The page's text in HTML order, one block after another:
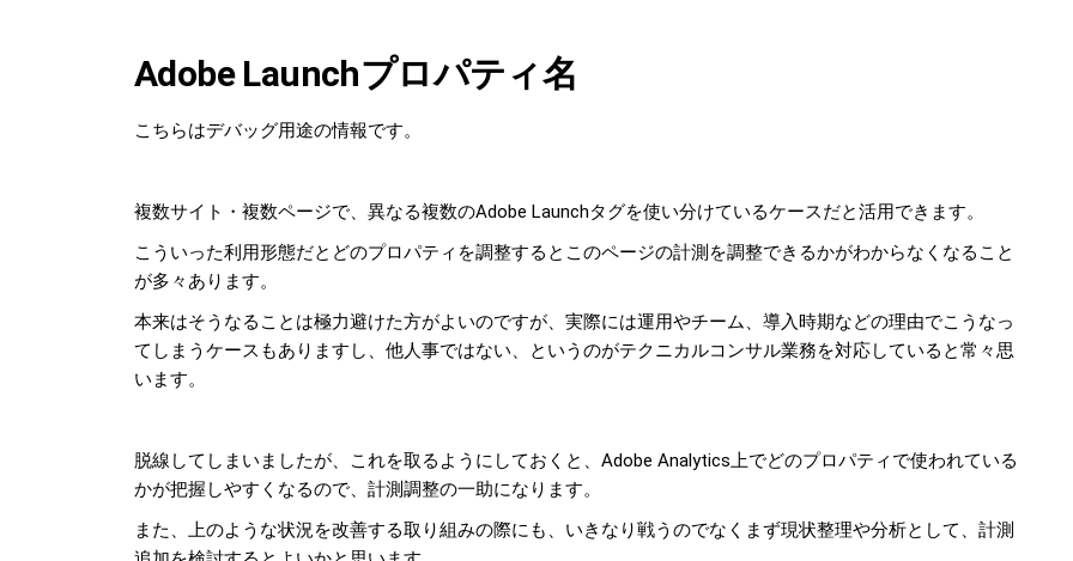
Adobe Launchプロパティ名
こちらはデバッグ用途の情報です。
複数サイト・複数ページで、異なる複数のAdobe Launchタグを使い分けているケースだと活用できます。
こういった利用形態だとどのプロパティを調整するとこのページの計測を調整できるかがわからなくなること
が多々あります。
本来はそうなることは極力避けた方がよいのですが、実際には運用やチーム、導入時期などの理由でこうなっ
てしまうケースもありますし、他人事ではない、というのがテクニカルコンサル業務を対応していると常々思
います。
脱線してしまいましたが、これを取るようにしておくと、Adobe Analytics上でどのプロパティで使われている
かが把握しやすくなるので、計測調整の一助になります。
また、上のような状況を改善する取り組みの際にも、いきなり戦うのでなくまず現状整理や分析として、計測